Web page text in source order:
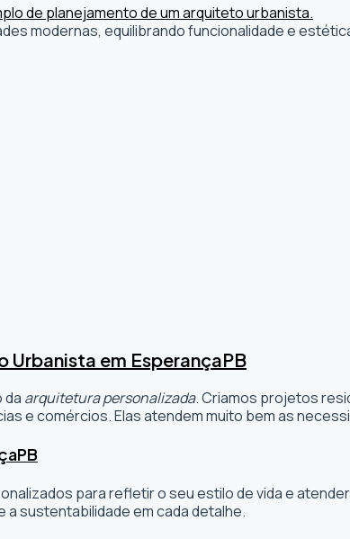
modernas, equilibrando funcionalidade e
Urbanista em EsperançaPB
da arquitetura personalizada. Criamos projetos
e comércios. Elas atendem muito bem as
PB
para refletir o seu estilo de vida e
sustentabilidade em cada detalhe.